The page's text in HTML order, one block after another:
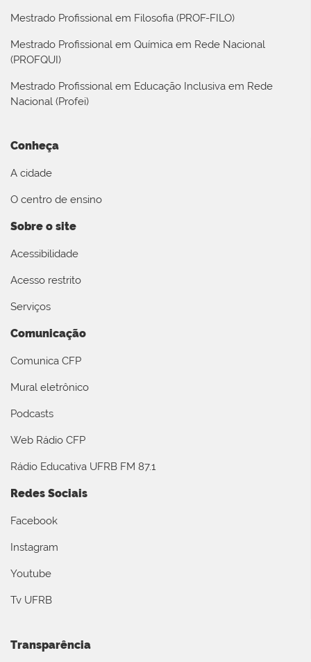
Mestrado Profissional em Filosofia (PROF-FILO)
Mestrado Profissional em Química em Rede Nacional
(PROFQUI)
Mestrado Profissional em Educação Inclusiva em Rede
Nacional (Profei)
Conheça
A cidade
O centro de ensino
Sobre o site
Acessibilidade
Acesso restrito
Serviços
Comunicação
Comunica CFP
Mural eletrônico
Podcasts
Web Rádio CFP
Rádio Educativa UFRB FM 87.1
Redes Sociais
Facebook
Instagram
Youtube
Tv UFRB
Transparência